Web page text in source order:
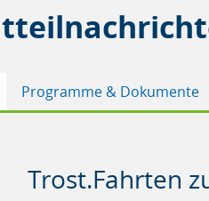
Programme & Dokumente
Trost.Fahrten